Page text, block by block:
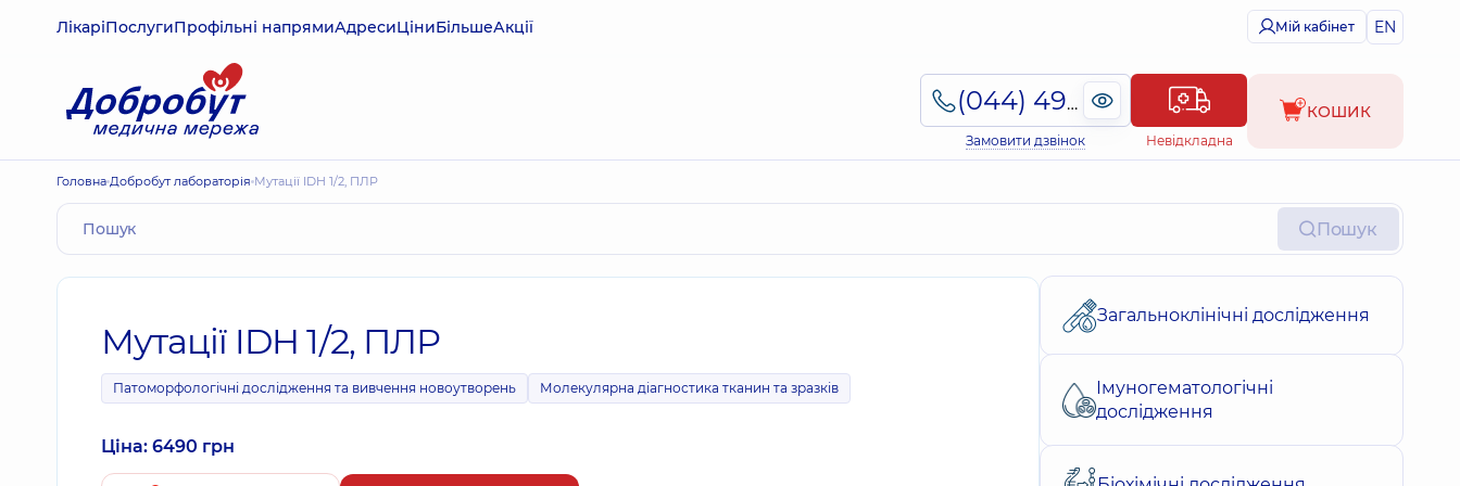
ЛікаріПослугиПрофільні напрямиАдресиЦіниБільшеАкції Мій кабінет EN
(044) 495-2-888
Замовити дзвінок Невідкладна
КОШИК
Головна Добробут лабораторія Мутації IDH 1/2, ПЛР
Пошук
Мутації IDH 1/2, ПЛР
Патоморфологічні дослідження та вивчення новоутворень Молекулярна діагностика тканин та зразків
Ціна: 6490 грн
Загальноклінічні дослідження
Імуногематологічні
дослідження